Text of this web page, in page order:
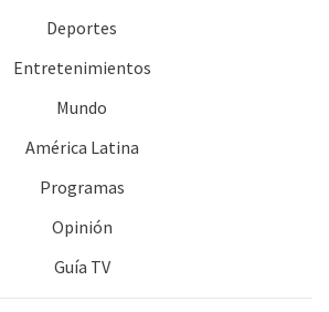
Deportes
Entretenimientos
Mundo
América Latina
Programas
Opinión
Guía TV